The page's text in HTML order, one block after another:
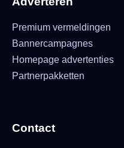
Premium vermeldingen
Bannercampagnes
Homepage advertenties
Partnerpakketten
Contact